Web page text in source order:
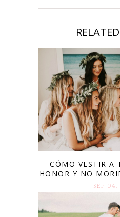
CÓMO VESTIR A
HONOR Y NO
SEP 04.